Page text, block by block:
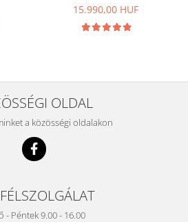
15.990,00 HUF
OLDAL
a közösségi oldalakon
- Péntek 9.00 - 16.00